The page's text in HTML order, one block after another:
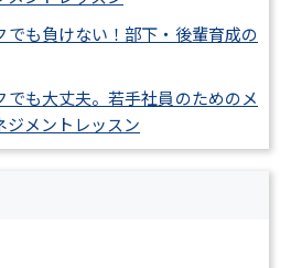
制御技術（油圧
でも負けない！部下・後輩育成の
でも大丈夫。若手社員のためのメ
ジメントレッスン